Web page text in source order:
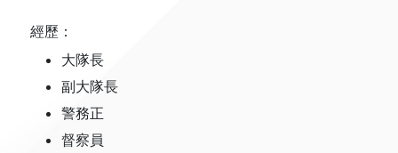
經歷：
大隊長
副大隊長
警務正
督察員